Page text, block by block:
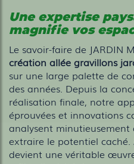
Une expertise
magnifie vos
Le savoir-faire de JARDIN
création allée gravillons
sur une large palette de
des années. Depuis la
réalisation finale, notre
éprouvées et innovations
analysent minutieusement
extraire le potentiel
devient une véritable